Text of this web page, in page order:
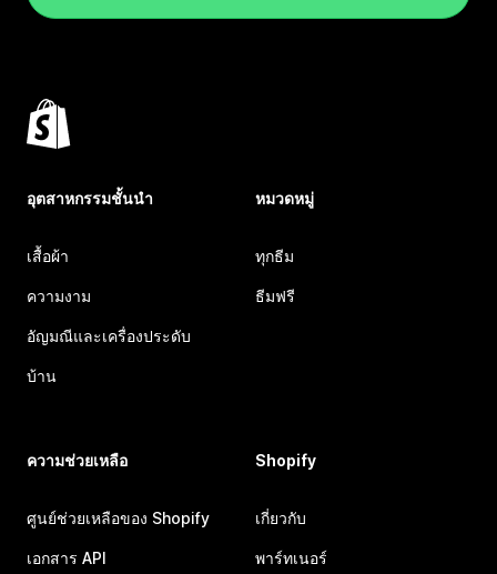
อุตสาหกรรมชั้นนำ
เสื้อผ้า
ความงาม
อัญมณีและเครื่องประดับ
บ้าน
หมวดหมู่
ทุกธีม
ธีมฟรี
ความช่วยเหลือ
ศูนย์ช่วยเหลือของ Shopify
เอกสาร API
Shopify
เกี่ยวกับ
พาร์ทเนอร์